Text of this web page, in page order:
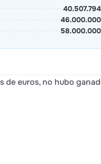
de euros, no hubo